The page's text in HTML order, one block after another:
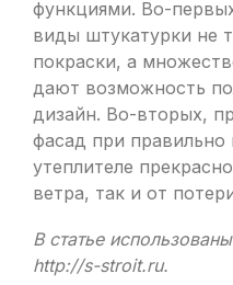
функциями. Во-
виды штукатурки не
покраски, а
дают возможность
дизайн. Во-вторых,
фасад при
утеплителе
ветра, так и от
В статье
http://s-stroit.ru.